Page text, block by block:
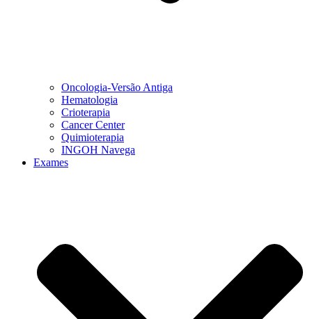
Oncologia-Versão Antiga
Hematologia
Crioterapia
Cancer Center
Quimioterapia
INGOH Navega
Exames